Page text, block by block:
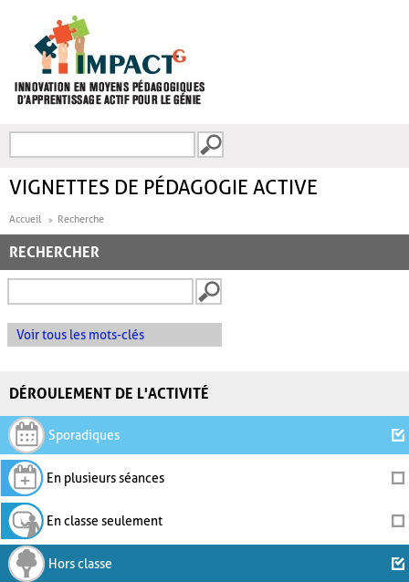
FORMULAIRE DE
VIGNETTES DE PÉDAGOGIE ACTIVE
Accueil Recherche
RECHERCHER
Voir tous les mots-clés
DÉROULEMENT DE L'ACTIVITÉ
Sporadiques
En plusieurs séances
En classe seulement
Hors classe